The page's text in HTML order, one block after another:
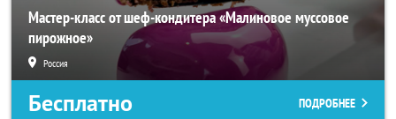
Мастер-класс от шеф-кондитера «Малиновое муссовое
пирожное»
Россия
Бесплатно ПОДРОБНЕЕ